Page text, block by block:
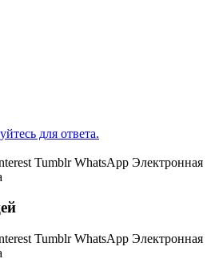
для ответа.
Tumblr WhatsApp Электронная
Tumblr WhatsApp Электронная